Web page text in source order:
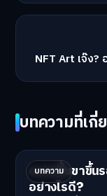
NFT Art เจ๊ง?
บทความที่เกี่
บทความ
ดอกเบี้ยขาขึ้
อย่างไรดี?